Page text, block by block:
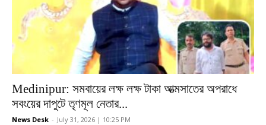
Medinipur: সমবায়ের লক্ষ লক্ষ টাকা আত্মসাতের অপরাধে
সবংয়ের দাপুটে তৃণমূল নেতার...
News Desk - July 31, 2026 | 10:25 PM